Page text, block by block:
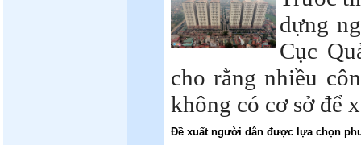
dựng
Cục
cho rằng nhiều
không có cơ sở để
Đề xuất người dân được lựa chọn